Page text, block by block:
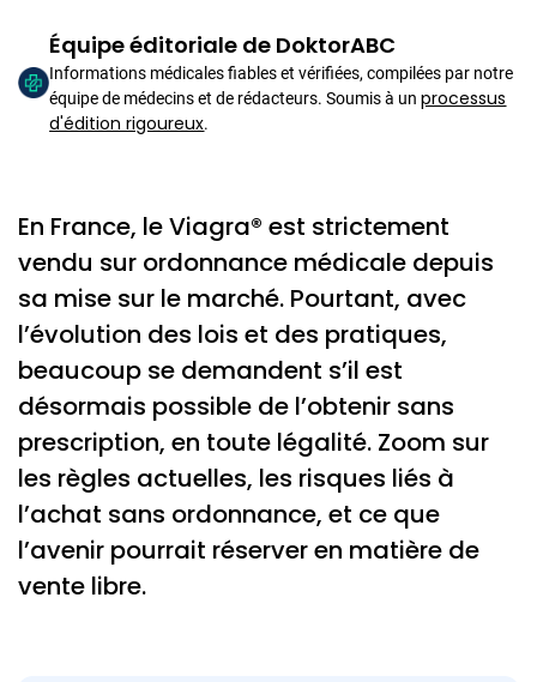
Équipe éditoriale de DoktorABC
Informations médicales fiables et vérifiées, compilées par notre
équipe de médecins et de rédacteurs. Soumis à unprocessus
d'édition rigoureux.
En France, le Viagra® est strictement
vendu sur ordonnance médicale depuis
sa mise sur le marché. Pourtant, avec
l’évolution des lois et des pratiques,
beaucoup se demandent s’il est
désormais possible de l’obtenir sans
prescription, en toute légalité. Zoom sur
les règles actuelles, les risques liés à
l’achat sans ordonnance, et ce que
l’avenir pourrait réserver en matière de
vente libre.